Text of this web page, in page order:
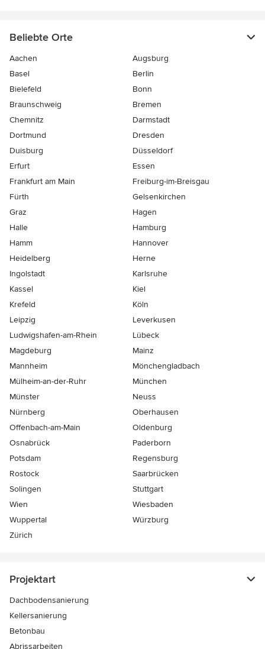
Beliebte Orte
Aachen
Augsburg
Basel
Berlin
Bielefeld
Bonn
Braunschweig
Bremen
Chemnitz
Darmstadt
Dortmund
Dresden
Duisburg
Düsseldorf
Erfurt
Essen
Frankfurt am Main
Freiburg-im-Breisgau
Fürth
Gelsenkirchen
Graz
Hagen
Halle
Hamburg
Hamm
Hannover
Heidelberg
Herne
Ingolstadt
Karlsruhe
Kassel
Kiel
Krefeld
Köln
Leipzig
Leverkusen
Ludwigshafen-am-Rhein
Lübeck
Magdeburg
Mainz
Mannheim
Mönchen­gladbach
Mülheim-an-der-Ruhr
München
Münster
Neuss
Nürnberg
Oberhausen
Offenbach-am-Main
Oldenburg
Osnabrück
Paderborn
Potsdam
Regensburg
Rostock
Saarbrücken
Solingen
Stuttgart
Wien
Wiesbaden
Wuppertal
Würzburg
Zürich
Projektart
Dachbodensanierung
Kellersanierung
Betonbau
Abrissarbeiten